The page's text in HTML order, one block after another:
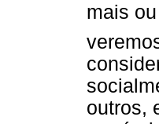
mais
outros,